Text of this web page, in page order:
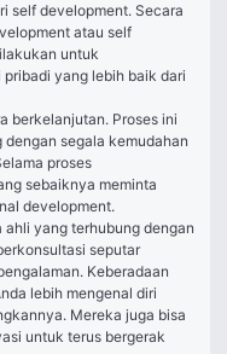
self development. Secara
atau self
untuk
yang lebih baik dari
berkelanjutan. Proses ini
segala kemudahan
proses
sebaiknya meminta
development.
yang terhubung dengan
seputar
Keberadaan
lebih mengenal diri
Mereka juga bisa
untuk terus bergerak